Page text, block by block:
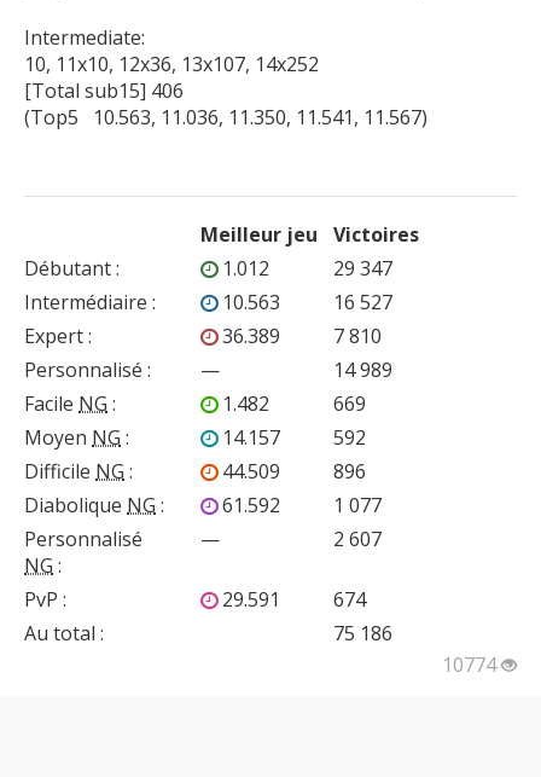
Intermediate:
10, 11x10, 12x36, 13x107, 14x252
[Total sub15] 406
Meilleur jeu
Victoires
Débutant: 1.012
29 347
Intermédiaire : 10.563
16 527
Expert: 36.389
7 810
Personnalisé : —
14 989
Facile NG : 1.482
669
Moyen NG : 14.157
592
Difficile NG : 44.509
896
Diabolique NG : 61.592
1 077
Personnalisé
NG :
— 2 607
PvP : 29.591
674
Au total :
75 186
10774